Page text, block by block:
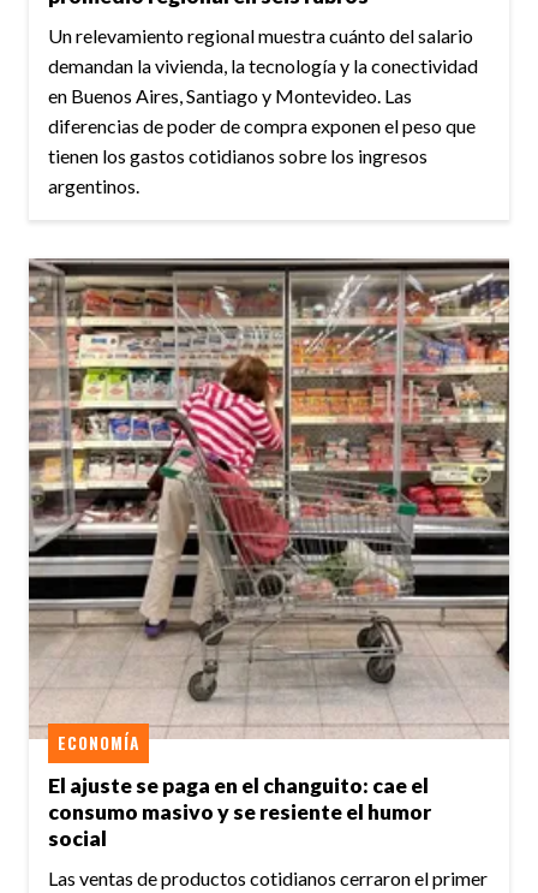
Un relevamiento regional muestra cuánto del salario
demandan la vivienda, la tecnología y la conectividad
en Buenos Aires, Santiago y Montevideo. Las
diferencias de poder de compra exponen el peso que
tienen los gastos cotidianos sobre los ingresos
argentinos.
El ajuste se paga en el changuito: cae el
consumo masivo y se resiente el humor
social
ECONOMÍA
Las ventas de productos cotidianos cerraron el primer